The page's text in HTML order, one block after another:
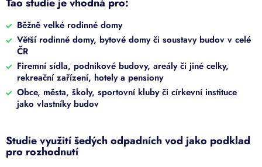
Běžně velké rodinné domy
Větší rodinné domy, bytové domy či soustavy budov v celé
ČR
Firemní sídla, podnikové budovy, areály či jiné celky,
rekreační zařízení, hotely a pensiony
Obce, města, školy, sportovní kluby či církevní instituce
jako vlastníky budov
Studie využití šedých odpadních vod jako podklad
pro rozhodnutí